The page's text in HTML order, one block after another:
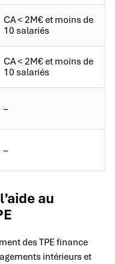
CA < 2M€ et moins de
10 salariés
CA < 2M€ et moins de
10 salariés
–
–
au
des TPE finance
intérieurs et